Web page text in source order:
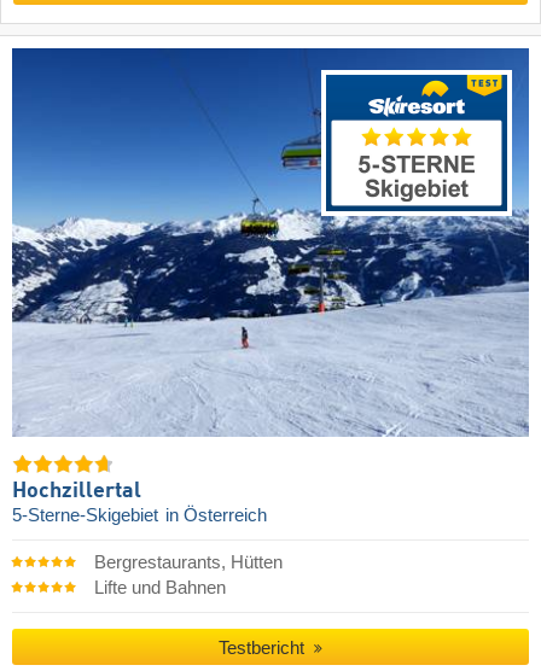
Hochzillertal
5-Sterne-Skigebiet in Österreich
Bergrestaurants, Hütten
Lifte und Bahnen
Testbericht